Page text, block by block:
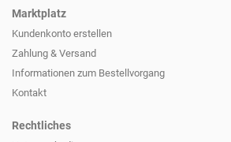
Marktplatz
Kundenkonto erstellen
Zahlung & Versand
Informationen zum Bestellvorgang
Kontakt
Rechtliches